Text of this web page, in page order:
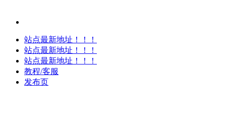
站点最新地址！！！
站点最新地址！！！
站点最新地址！！！
教程/客服
发布页